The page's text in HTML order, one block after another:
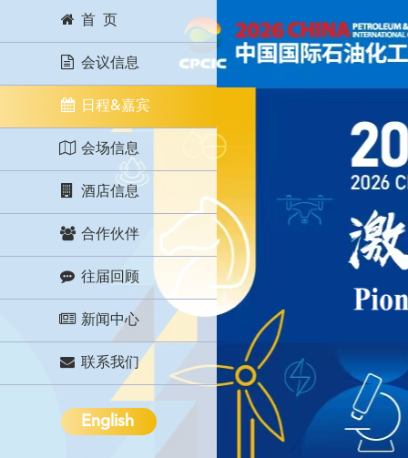
首 页
会议信息
日程&嘉宾
会场信息
酒店信息
合作伙伴
往届回顾
新闻中心
联系我们
English